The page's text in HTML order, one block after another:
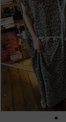
●